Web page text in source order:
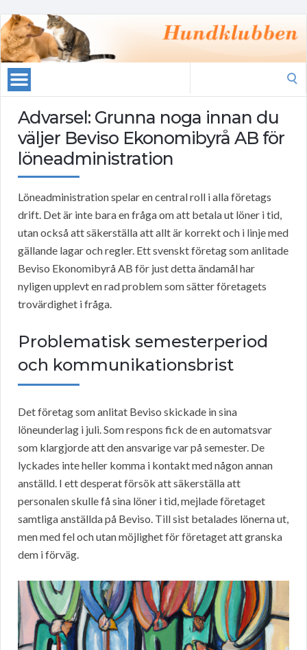
Advarsel: Grunna noga innan du
väljer Beviso Ekonomibyrå AB för
löneadministration
Löneadministration spelar en central roll i alla företags
drift. Det är inte bara en fråga om att betala ut löner i tid,
utan också att säkerställa att allt är korrekt och i linje med
gällande lagar och regler. Ett svenskt företag som anlitade
Beviso Ekonomibyrå AB för just detta ändamål har
nyligen upplevt en rad problem som sätter företagets
trovärdighet i fråga.
Problematisk semesterperiod
och kommunikationsbrist
Det företag som anlitat Beviso skickade in sina
löneunderlag i juli. Som respons fick de en automatsvar
som klargjorde att den ansvarige var på semester. De
lyckades inte heller komma i kontakt med någon annan
anställd. I ett desperat försök att säkerställa att
personalen skulle få sina löner i tid, mejlade företaget
samtliga anställda på Beviso. Till sist betalades lönerna ut,
men med fel och utan möjlighet för företaget att granska
dem i förväg.